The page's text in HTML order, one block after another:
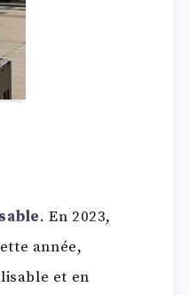
. En 2023,
année,
et en